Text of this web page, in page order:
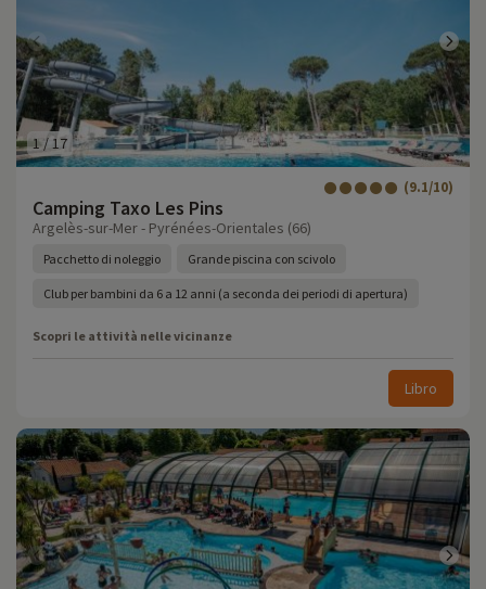
1/17
Camping Taxo Les Pins
(9.1/10)
Argelès-sur-Mer - Pyrénées-Orientales (66)
Pacchetto di noleggio Grande piscina con scivolo
Club per bambini da 6 a 12 anni (a seconda dei periodi di apertura)
Scopri le attività nelle vicinanze
Libro